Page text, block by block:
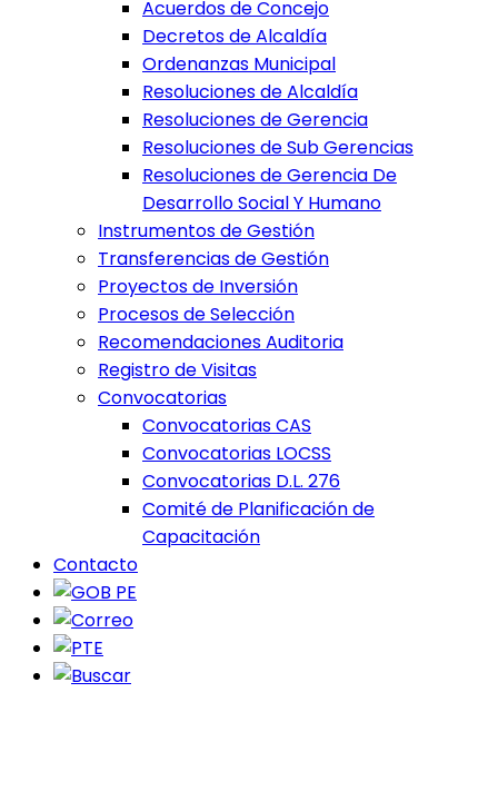
Acuerdos de Concejo
Decretos de Alcaldía
Ordenanzas Municipal
Resoluciones de Alcaldía
Resoluciones de Gerencia
Resoluciones de Sub Gerencias
Resoluciones de Gerencia De
Desarrollo Social Y Humano
Instrumentos de Gestión
Transferencias de Gestión
Proyectos de Inversión
Procesos de Selección
Recomendaciones Auditoria
Registro de Visitas
Convocatorias
Convocatorias CAS
Convocatorias LOCSS
Convocatorias D.L. 276
Comité de Planificación de
Capacitación
Contacto